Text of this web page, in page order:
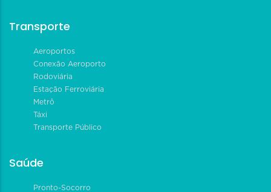
Transporte
Aeroportos
Conexão Aeroporto
Rodoviária
Estação Ferroviária
Metrô
Táxi
Transporte Público
Saúde
Pronto-Socorro